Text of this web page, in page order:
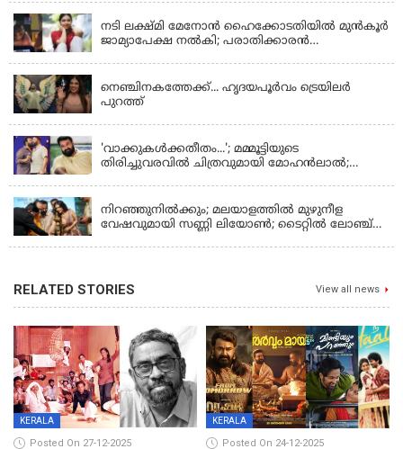
നടി ലക്ഷ്മി മേനോൻ ഹൈക്കോടതിയിൽ മുൻ‌കൂർ
ജാമ്യാപേക്ഷ നൽകി; പരാതിക്കാരൻ
നെഞ്ചിനകത്തേക്ക്... ഹൃദയപൂര്‍വം ട്രെയിലര്‍
പുറത്ത്
'വാക്കുകള്‍ക്കതീതം...'; മമ്മൂട്ടിയുടെ
തിരിച്ചുവരവില്‍ ചിത്രവുമായി മോഹന്‍ലാല്‍;
നിറഞ്ഞുനിൽക്കും; മലയാളത്തിൽ മുഴുനീള
വേഷവുമായി സണ്ണി ലിയോൺ; ടൈറ്റിൽ ലോഞ്ച്
RELATED STORIES View all news
KERALA
Posted On 27-12-2025
KERALA
Posted On 24-12-2025